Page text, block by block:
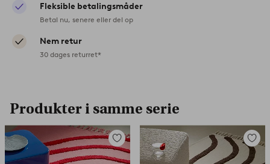
Fleksible betalingsmåder
Betal nu, senere eller del op
Nem retur
30 dages returret*
Produkter i samme serie
Tilføj
til
favoritter
Tilføj
til